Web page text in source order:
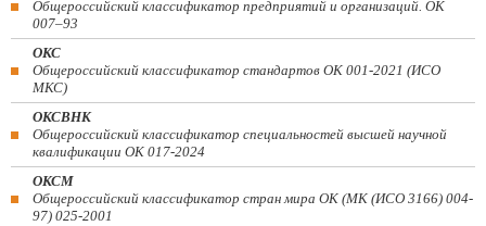
Общероссийский классификатор предприятий и организаций. ОК
007–93
ОКС
Общероссийский классификатор стандартов ОК 001-2021 (ИСО
МКС)
ОКСВНК
Общероссийский классификатор специальностей высшей научной
квалификации ОК 017-2024
ОКСМ
Общероссийский классификатор стран мира ОК (МК (ИСО 3166) 004-
97) 025-2001